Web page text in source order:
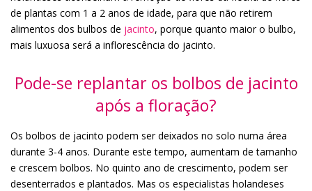
de plantas com 1 a 2 anos de idade, para que não retirem
alimentos dos bulbos de jacinto, porque quanto maior o bulbo,
mais luxuosa será a inflorescência do jacinto.
Pode-se replantar os bolbos de jacinto
após a floração?
Os bolbos de jacinto podem ser deixados no solo numa área
durante 3-4 anos. Durante este tempo, aumentam de tamanho
e crescem bolbos. No quinto ano de crescimento, podem ser
desenterrados e plantados. Mas os especialistas holandeses